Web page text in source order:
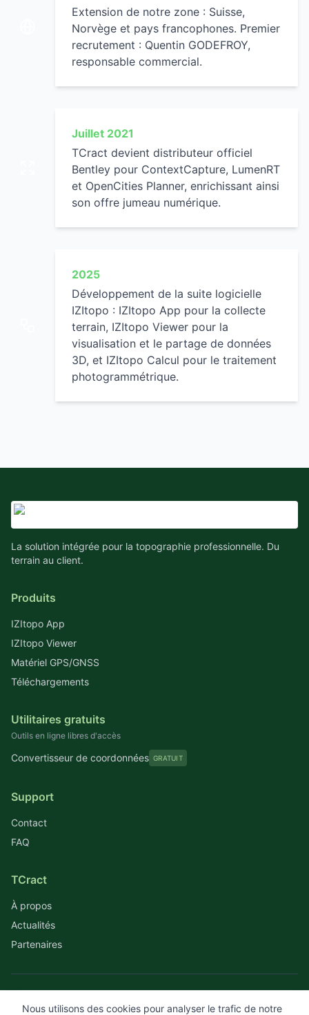
Extension de notre zone : Suisse,
Norvège et pays francophones. Premier
recrutement : Quentin GODEFROY,
responsable commercial.
Juillet 2021
TCract devient distributeur officiel
Bentley pour ContextCapture, LumenRT
et OpenCities Planner, enrichissant ainsi
son offre jumeau numérique.
2025
Développement de la suite logicielle
IZItopo : IZItopo App pour la collecte
terrain, IZItopo Viewer pour la
visualisation et le partage de données
3D, et IZItopo Calcul pour le traitement
photogrammétrique.
La solution intégrée pour la topographie professionnelle. Du
terrain au client.
Produits
IZItopo App
IZItopo Viewer
Matériel GPS/GNSS
Téléchargements
Utilitaires gratuits
Outils en ligne libres d'accès
Convertisseur de coordonnées GRATUIT
Support
Contact
FAQ
TCract
À propos
Actualités
Partenaires
© 2026 TCract. Tous droits réservés.
Nous utilisons des cookies pour analyser le trafic de notre
Nous utilisons des cookies pour analyser le trafic de notre